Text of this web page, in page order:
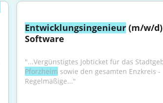
Entwicklungsingenieur (m/w/d)
Software
Pforzheim sowie den gesamten Enzkreis -
Regelmäßige..."